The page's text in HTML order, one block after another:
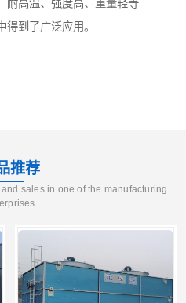
耐高温、强度高、重量轻等
到了广泛应用。
推荐
sales in one of the manufacturing